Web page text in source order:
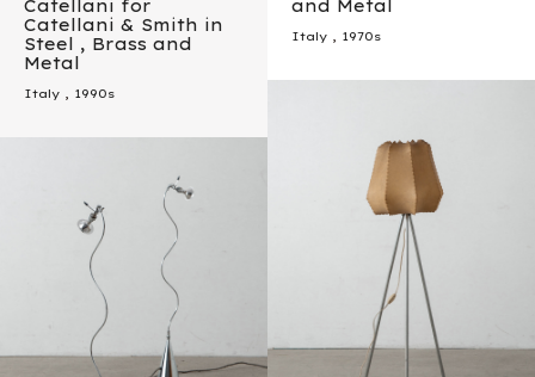
Catellani for
Catellani & Smith in
Steel , Brass and
Metal
Italy , 1990s
and Metal
Italy , 1970s